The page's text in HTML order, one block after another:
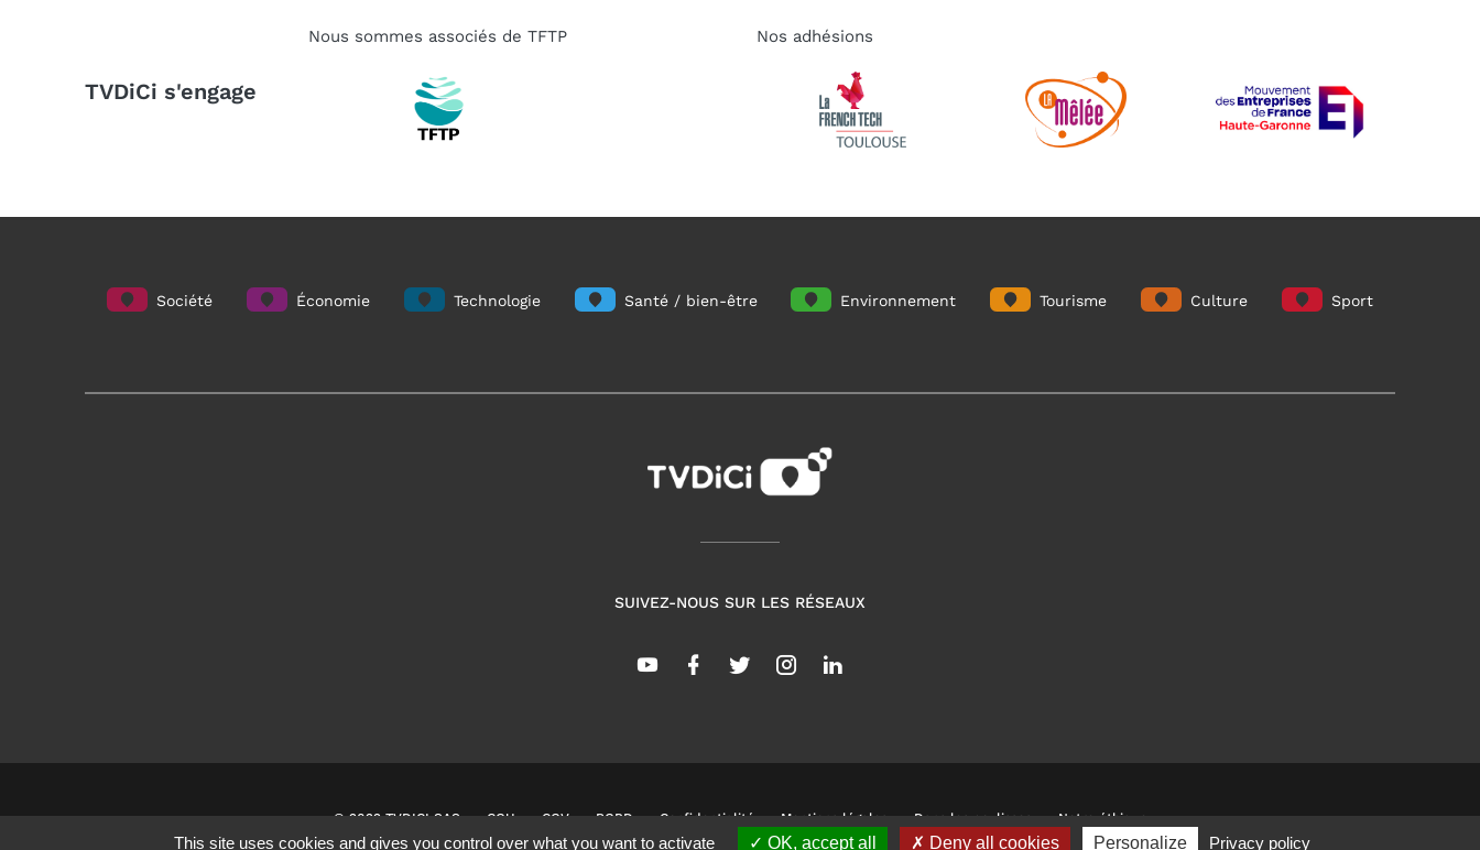
TVDiCi s'engage
Nous sommes associés de TFTP Nos adhésions
Société Économie Technologie Santé / bien-être Environnement Tourisme Culture Sport
SUIVEZ-NOUS SUR LES RÉSEAUX
© 2022 TVDICI SAS CGU CGV RGPD Confidentialité Mentions légales Dans les coulisses Notre éthique
This site uses cookies and gives you control over what you want to activate OK, accept all Deny all cookies Personalize Privacy policy